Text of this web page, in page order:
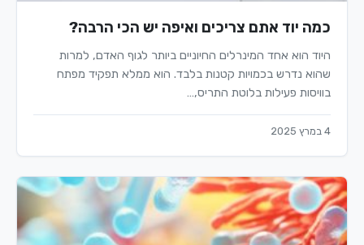
כמה יוד אתם צריכים ואיפה יש הכי הרבה?
היוד הוא אחד המינרלים החיוניים ביותר לגוף האדם, למרות
שהוא נדרש בכמויות קטנות בלבד. הוא ממלא תפקיד מפתח
בוויסות פעילות בלוטת התריס,…
4 במרץ 2025